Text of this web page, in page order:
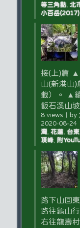
等三角點, 北
小百岳(2017)
接(上)篇
山(新港山)
載）。 ▲
飯石溪山坡
8 views by
2020-08-24｜
灣, 花蓮, 台東,
頂峰, 附
路下山回
路往龜山
右往龍壽